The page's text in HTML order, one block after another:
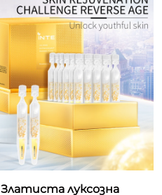
Златиста луксозна